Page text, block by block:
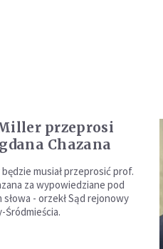
przeprosi
Chazana
musiał przeprosić prof.
za wypowiedziane pod
- orzekł Sąd rejonowy
Śródmieścia.